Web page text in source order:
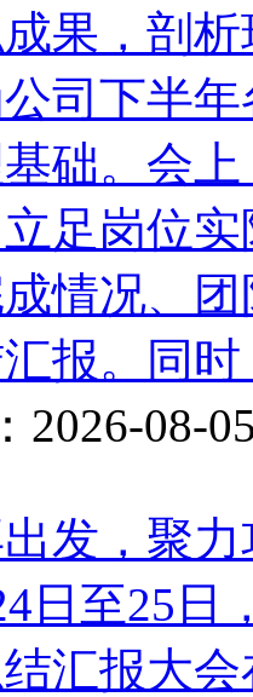
成果，剖
司下半
础。会
足岗位
情况、
报。同时
2026-
发，聚
日至25日
汇报大